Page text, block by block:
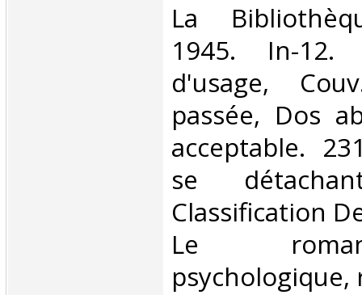
‎La
1945. In-12.
d'usage,
passée, Dos
acceptable.
se
Classification
Le
psychologique,